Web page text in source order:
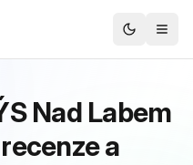
Nad Labem
a